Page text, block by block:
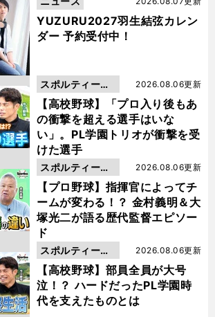
YUZURU2027羽生結弦カレン
ダー 予約受付中！
【高校野球】「プロ入り後もあ
の衝撃を超える選手はいな
い」。PL学園トリオが衝撃を受
けた選手
2026.08.06更新
スポルティーバ
動画
【プロ野球】指揮官によってチ
ームが変わる！？ 金村義明＆大
塚光二が語る歴代監督エピソー
ド
2026.08.06更新
スポルティーバ
動画
【高校野球】部員全員が大号
泣！？ ハードだったPL学園時
代を支えたものとは
2026.08.06更新
スポルティーバ
動画